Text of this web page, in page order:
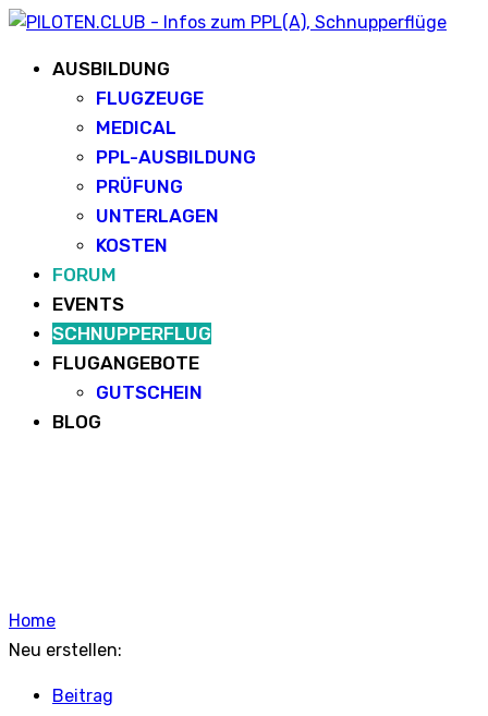
AUSBILDUNG
FLUGZEUGE
MEDICAL
PPL-AUSBILDUNG
PRÜFUNG
UNTERLAGEN
KOSTEN
FORUM
EVENTS
SCHNUPPERFLUG
FLUGANGEBOTE
GUTSCHEIN
BLOG
Home
Neu erstellen:
Beitrag